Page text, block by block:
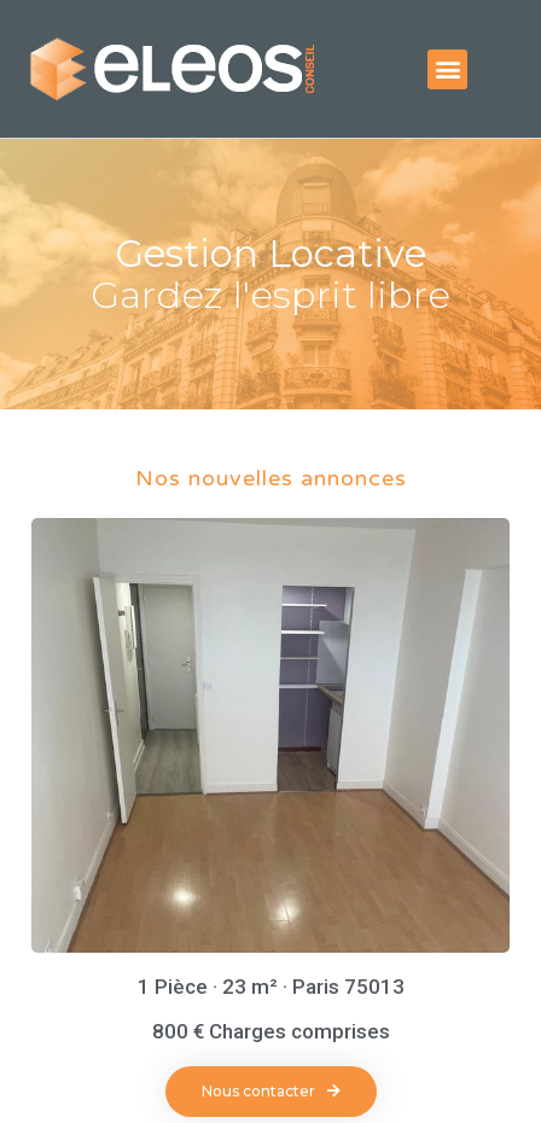
Gestion Locative
Gardez l'esprit libre
Nos nouvelles annonces
1 Pièce · 23 m² · Paris 75013
800 € Charges comprises
Nous contacter